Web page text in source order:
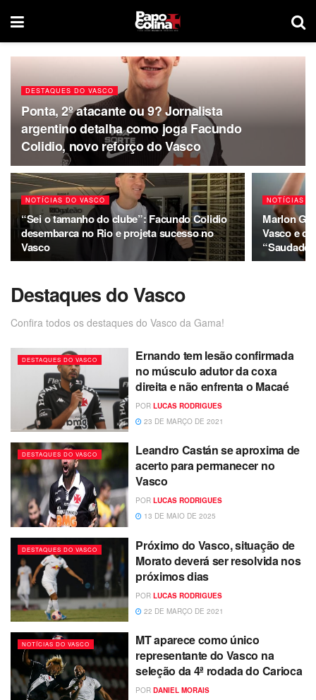
DESTAQUES DO VASCO
Ponta, 2º atacante ou 9? Jornalista
argentino detalha como joga Facundo
Colidio, novo reforço do Vasco
NOTÍCIAS DO VASCO
“Sei o tamanho do clube”: Facundo Colidio
desembarca no Rio e projeta sucesso no
Vasco
NOTÍCIAS
Marlon
Vasco e
Destaques do Vasco
Confira todos os destaques do Vasco da Gama!
DESTAQUES DO VASCO
Ernando tem lesão confirmada
no músculo adutor da coxa
direita e não enfrenta o Macaé
POR LUCAS RODRIGUES
23 DE MARÇO DE 2021
DESTAQUES DO VASCO
Leandro Castán se aproxima de
acerto para permanecer no
Vasco
POR LUCAS RODRIGUES
13 DE MAIO DE 2025
DESTAQUES DO VASCO
Próximo do Vasco, situação de
Morato deverá ser resolvida nos
próximos dias
POR LUCAS RODRIGUES
22 DE MARÇO DE 2021
NOTÍCIAS DO VASCO
MT aparece como único
representante do Vasco na
seleção da 4ª rodada do Carioca
POR DANIEL MORAIS